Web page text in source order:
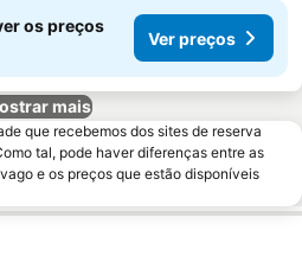
os preços
Ver preços
mais
que recebemos dos sites de reserva
tal, pode haver diferenças entre as
e os preços que estão disponíveis